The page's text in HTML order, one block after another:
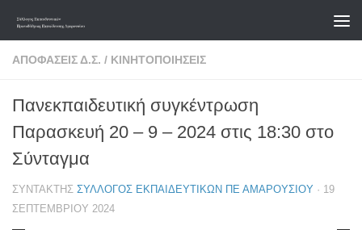
Skip to content
ΑΠΟΦΆΣΕΙΣ Δ.Σ. / ΚΙΝΗΤΟΠΟΙΉΣΕΙΣ
Πανεκπαιδευτική συγκέντρωση
Παρασκευή 20 – 9 – 2024 στις 18:30 στο
Σύνταγμα
ΣΥΝΤΆΚΤΗΣ ΣΎΛΛΟΓΟΣ ΕΚΠΑΙΔΕΥΤΙΚΏΝ ΠΕ ΑΜΑΡΟΥΣΊΟΥ · 19
ΣΕΠΤΕΜΒΡΊΟΥ 2024